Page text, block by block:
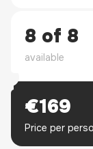
8 of 8
available
€169
Price per